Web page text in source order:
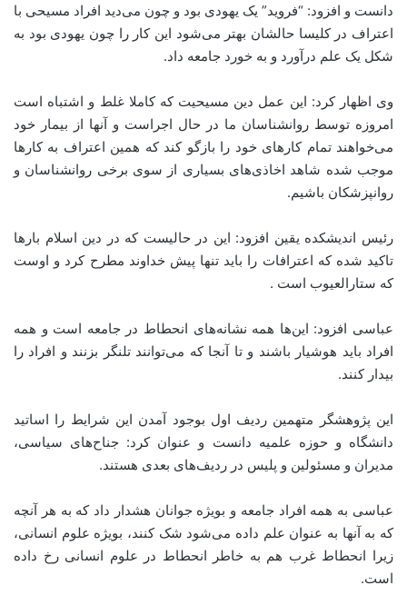
دانست و افزود: “فروید” یک یهودی بود و چون می‌دید افراد مسیحی با
اعتراف در کلیسا حالشان بهتر می‌شود این کار را چون یهودی بود به
شکل یک علم درآورد و به خورد جامعه داد.
وی اظهار کرد: این عمل دین مسیحیت که کاملا غلط و اشتباه است
امروزه توسط روانشناسان ما در حال اجراست و آنها از بیمار خود
می‌خواهند تمام کارهای خود را بازگو کند که همین اعتراف به کارها
موجب شده شاهد اخاذی‌های بسیاری از سوی برخی روانشناسان و
روانپزشکان باشیم.
رئیس اندیشکده یقین افزود: این در حالیست که در دین اسلام بارها
تاکید شده که اعترافات را باید تنها پیش خداوند مطرح کرد و اوست
که ستارالعیوب است .
عباسی افزود: این‌ها همه نشانه‌های انحطاط در جامعه است و همه
افراد باید هوشیار باشند و تا آنجا که می‌توانند تلنگر بزنند و افراد را
بیدار کنند.
این پژوهشگر متهمین ردیف اول بوجود آمدن این شرایط را اساتید
دانشگاه و حوزه علمیه دانست و عنوان کرد: جناح‌های سیاسی،
مدیران و مسئولین و پلیس در ردیف‌های بعدی هستند.
عباسی به همه افراد جامعه و بویژه جوانان هشدار داد که به هر آنچه
که به آنها به عنوان علم داده می‌شود شک کنند، بویژه علوم انسانی،
زیرا انحطاط غرب هم به خاطر انحطاط در علوم انسانی رخ داده
است.